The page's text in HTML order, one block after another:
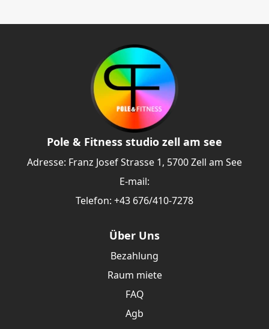
Pole & Fitness studio zell am see
Adresse: Franz Josef Strasse 1, 5700 Zell am See
E-mail:
Telefon: +43 676/410-7278
Über Uns
Bezahlung
Raum miete
FAQ
Agb